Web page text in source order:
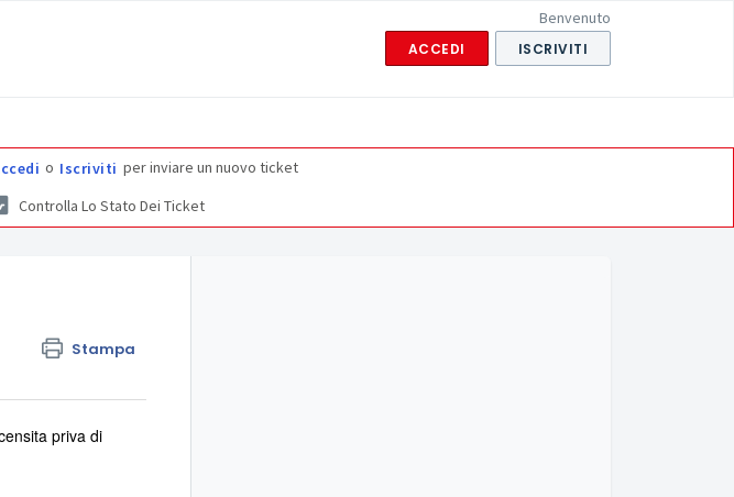
Benvenuto
ACCEDI ISCRIVITI
o Iscriviti per inviare un nuovo ticket
Controlla Lo Stato Dei Ticket
Stampa
priva di